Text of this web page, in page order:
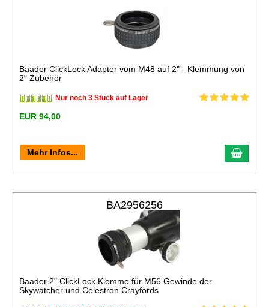
Baader ClickLock Adapter vom M48 auf 2" - Klemmung von
2" Zubehör
Nur noch 3 Stück auf Lager
EUR 94,00
Mehr Infos...
BA2956256
Baader 2" ClickLock Klemme für M56 Gewinde der
Skywatcher und Celestron Crayfords